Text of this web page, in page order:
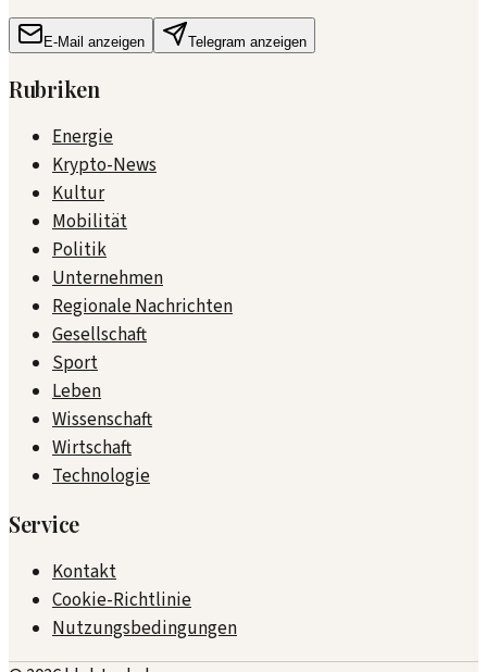
E-Mail anzeigen Telegram anzeigen
Rubriken
Energie
Krypto-News
Kultur
Mobilität
Politik
Unternehmen
Regionale Nachrichten
Gesellschaft
Sport
Leben
Wissenschaft
Wirtschaft
Technologie
Service
Kontakt
Cookie-Richtlinie
Nutzungsbedingungen